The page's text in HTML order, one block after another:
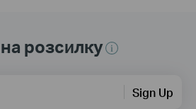
розсилку
Sign Up